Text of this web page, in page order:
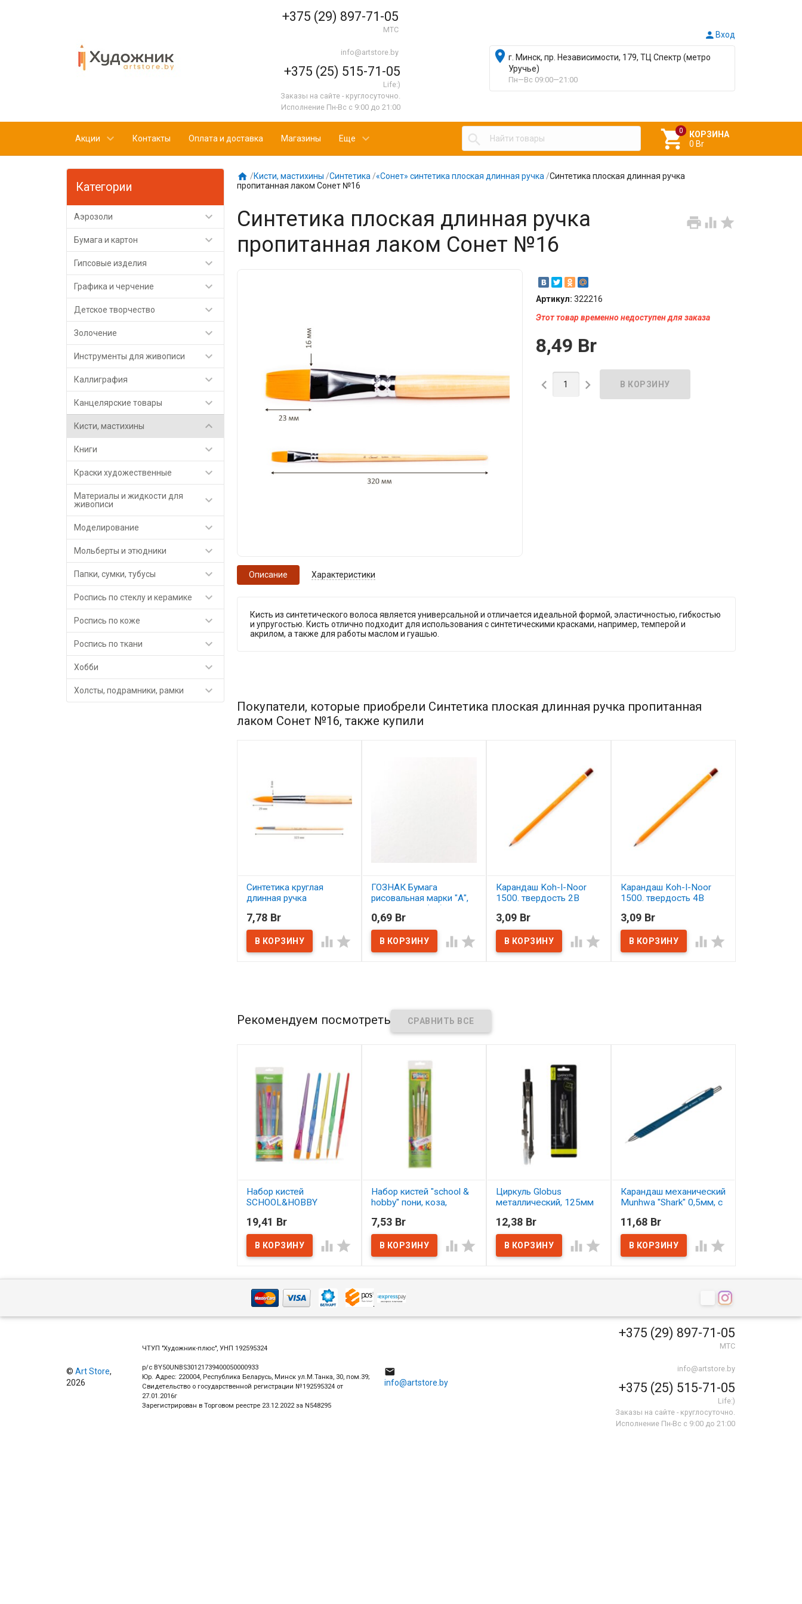
+375 (29) 897-71-05
МТС
info@artstore.by
+375 (25) 515-71-05
Life:)
Заказы на сайте - круглосуточно.
Исполнение Пн-Вс с 9:00 до 21:00
Вход
г. Минск, пр. Независимости, 179, ТЦ Спектр (метро
Уручье)
Пн—Вс 09:00—21:00
Акции Контакты Оплата и доставка Магазины Еще  
КОРЗИНА
0 Br
Категории
Аэрозоли 
Бумага и картон 
Гипсовые изделия 
Графика и черчение 
Детское творчество 
Золочение 
Инструменты для живописи 
Каллиграфия 
Канцелярские товары 
Кисти, мастихины 
Книги 
Краски художественные 
Материалы и жидкости для
живописи

Моделирование 
Мольберты и этюдники 
Папки, сумки, тубусы 
Роспись по стеклу и керамике 
Роспись по коже 
Роспись по ткани 
Хобби 
Холсты, подрамники, рамки 
 /Кисти, мастихины /Синтетика /«Сонет» синтетика плоская длинная ручка /Синтетика плоская длинная ручка
пропитанная лаком Сонет №16
  
Синтетика плоская длинная ручка
пропитанная лаком Сонет №16
Артикул: 322216
Этот товар временно недоступен для заказа
8,49 Br
 
Описание Характеристики
Кисть из синтетического волоса является универсальной и отличается идеальной формой, эластичностью, гибкостью
и упругостью. Кисть отлично подходит для использования с синтетическими красками, например, темперой и
акрилом, а также для работы маслом и гуашью.
Покупатели, которые приобрели Синтетика плоская длинная ручка пропитанная
лаком Сонет №16, также купили
Синтетика круглая
длинная ручка
Сонет №8
В наличии
7,78 Br
 
ГОЗНАК Бумага
рисовальная марки "А",
297х420 мм (А3),
плотность 200г/м2
В наличии
0,69 Br
 
Карандаш Koh-I-Noor
1500. твердость 2B
В наличии
3,09 Br
 
Карандаш Koh-I-Noor
1500. твердость 4B
В наличии
3,09 Br
 
Рекомендуем посмотреть
Набор кистей
SCHOOL&HOBBY
АССОРТИ
В наличии
19,41 Br
 
Набор кистей "school &
hobby" пони, коза,
В наличии
7,53 Br
 
Циркуль Globus
металлический, 125мм
В наличии
12,38 Br
 
Карандаш механический
Munhwa "Shark" 0,5мм, с
В наличии
11,68 Br
 
©Art Store,
2026
ЧТУП "Художник-плюс", УНП 192595324
р/с BY50UNBS30121739400050000933
Юр. Адрес: 220004, Республика Беларусь, Минск ул.М.Танка, 30, пом.39;
Свидетельство о государственной регистрации №192595324 от
27.01.2016г
Зарегистрирован в Торговом реестре 23.12.2022 за N548295

info@artstore.by
+375 (29) 897-71-05
МТС
info@artstore.by
+375 (25) 515-71-05
Life:)
Заказы на сайте - круглосуточно.
Исполнение Пн-Вс с 9:00 до 21:00